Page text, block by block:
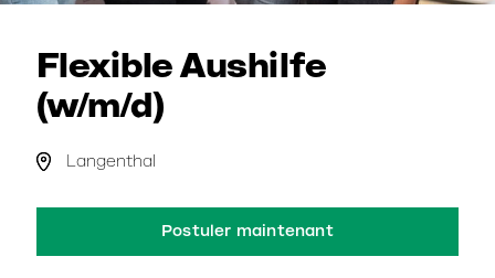
Flexible Aushilfe
(w/m/d)
Langenthal
Postuler maintenant